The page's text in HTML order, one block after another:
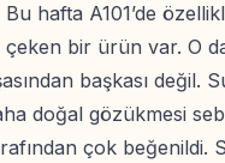
Bu hafta A101’de
çeken bir ürün var. O
başkası değil.
doğal gözükmesi
çok beğenildi.